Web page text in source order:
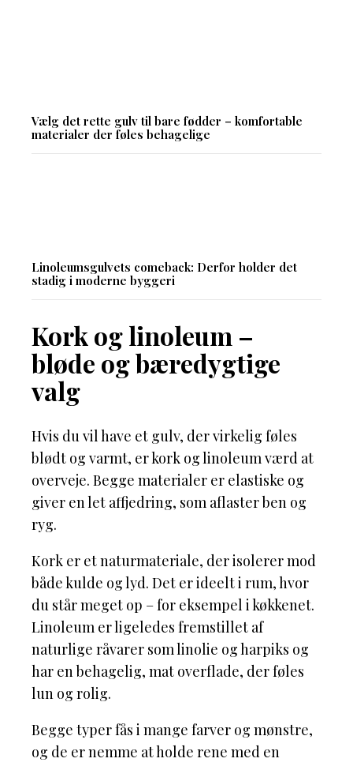
Vælg det rette gulv til bare fødder – komfortable
materialer der føles behagelige
Linoleumsgulvets comeback: Derfor holder det
stadig i moderne byggeri
Kork og linoleum –
bløde og bæredygtige
valg
Hvis du vil have et gulv, der virkelig føles
blødt og varmt, er kork og linoleum værd at
overveje. Begge materialer er elastiske og
giver en let affjedring, som aflaster ben og
ryg.
Kork er et naturmateriale, der isolerer mod
både kulde og lyd. Det er ideelt i rum, hvor
du står meget op – for eksempel i køkkenet.
Linoleum er ligeledes fremstillet af
naturlige råvarer som linolie og harpiks og
har en behagelig, mat overflade, der føles
lun og rolig.
Begge typer fås i mange farver og mønstre,
og de er nemme at holde rene med en